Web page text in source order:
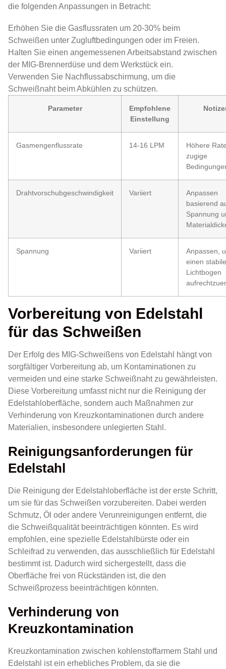
die folgenden Anpassungen in Betracht:
Erhöhen Sie die Gasflussraten um 20-30% beim
Schweißen unter Zugluftbedingungen oder im Freien.
Halten Sie einen angemessenen Arbeitsabstand zwischen
der MIG-Brennerdüse und dem Werkstück ein.
Verwenden Sie Nachflussabschirmung, um die
Schweißnaht beim Abkühlen zu schützen.
Parameter
Empfohlene
Einstellung
Gasmengenflussrate 14-16 LPM
Höhere
zugige
Drahtvorschubgeschwindigkeit Variiert
Anpassen
basierend
Spannung
Spannung Variiert
Anpassen,
einen
Lichtbogen
Vorbereitung von Edelstahl
für das Schweißen
Der Erfolg des MIG-Schweißens von Edelstahl hängt von
sorgfältiger Vorbereitung ab, um Kontaminationen zu
vermeiden und eine starke Schweißnaht zu gewährleisten.
Diese Vorbereitung umfasst nicht nur die Reinigung der
Edelstahloberfläche, sondern auch Maßnahmen zur
Verhinderung von Kreuzkontaminationen durch andere
Materialien, insbesondere unlegierten Stahl.
Reinigungsanforderungen für
Edelstahl
Die Reinigung der Edelstahloberfläche ist der erste Schritt,
um sie für das Schweißen vorzubereiten. Dabei werden
Schmutz, Öl oder andere Verunreinigungen entfernt, die
die Schweißqualität beeinträchtigen könnten. Es wird
empfohlen, eine spezielle Edelstahlbürste oder ein
Schleifrad zu verwenden, das ausschließlich für Edelstahl
bestimmt ist. Dadurch wird sichergestellt, dass die
Oberfläche frei von Rückständen ist, die den
Schweißprozess beeinträchtigen könnten.
Verhinderung von
Kreuzkontamination
Kreuzkontamination zwischen kohlenstoffarmem Stahl und
Edelstahl ist ein erhebliches Problem, da sie die